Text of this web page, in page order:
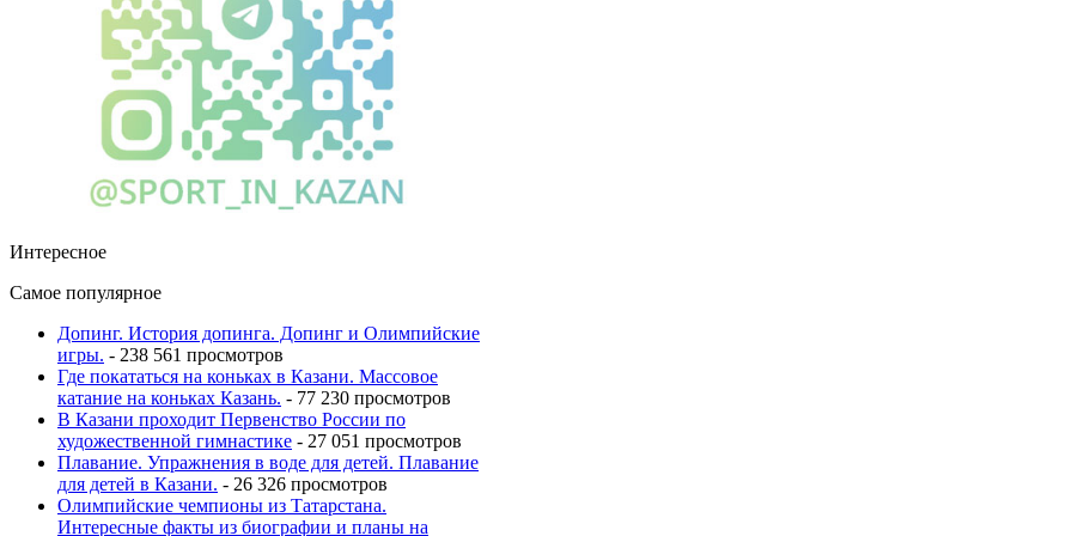
Интересное
Самое популярное
Допинг. История допинга. Допинг и Олимпийские
игры. - 238 561 просмотров
Где покататься на коньках в Казани. Массовое
катание на коньках Казань. - 77 230 просмотров
В Казани проходит Первенство России по
художественной гимнастике - 27 051 просмотров
Плавание. Упражнения в воде для детей. Плавание
для детей в Казани. - 26 326 просмотров
Олимпийские чемпионы из Татарстана.
Интересные факты из биографии и планы на